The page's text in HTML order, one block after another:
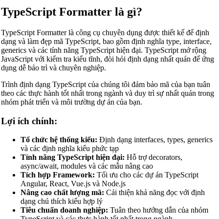
TypeScript Formatter là gì?
TypeScript Formatter là công cụ chuyên dụng được thiết kế để định
dạng và làm đẹp mã TypeScript, bao gồm định nghĩa type, interface,
generics và các tính năng TypeScript hiện đại. TypeScript mở rộng
JavaScript với kiểm tra kiểu tĩnh, đòi hỏi định dạng nhất quán để ứng
dụng dễ bảo trì và chuyên nghiệp.
Trình định dạng TypeScript của chúng tôi đảm bảo mã của bạn tuân
theo các thực hành tốt nhất trong ngành và duy trì sự nhất quán trong
nhóm phát triển và môi trường dự án của bạn.
Lợi ích chính:
Tổ chức hệ thống kiểu: Định dạng interfaces, types, generics
và các định nghĩa kiểu phức tạp
Tính năng TypeScript hiện đại: Hỗ trợ decorators,
async/await, modules và các mẫu nâng cao
Tích hợp Framework: Tối ưu cho các dự án TypeScript
Angular, React, Vue.js và Node.js
Nâng cao chất lượng mã: Cải thiện khả năng đọc với định
dạng chú thích kiểu hợp lý
Tiêu chuẩn doanh nghiệp: Tuân theo hướng dẫn của nhóm